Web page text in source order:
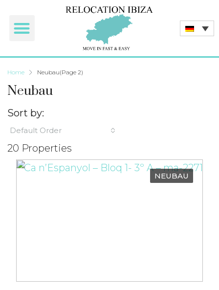
Home Neubau(Page 2)
Neubau
20 Properties
Sort by:
Default Order
NEUBAU